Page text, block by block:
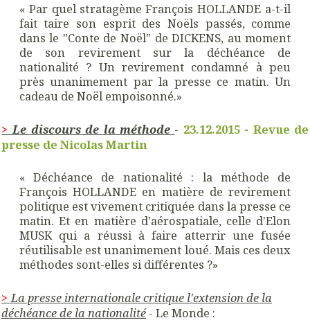
« Par quel stratagème François HOLLANDE a-t-il
fait taire son esprit des Noëls passés, comme
dans le "Conte de Noël" de DICKENS, au moment
de son revirement sur la déchéance de
nationalité ? Un revirement condamné à peu
près unanimement par la presse ce matin. Un
cadeau de Noël empoisonné.»
> Le discours de la méthode - 23.12.2015 - Revue de
presse de Nicolas Martin
« Déchéance de nationalité : la méthode de
François HOLLANDE en matière de revirement
politique est vivement critiquée dans la presse ce
matin. Et en matière d'aérospatiale, celle d'Elon
MUSK qui a réussi à faire atterrir une fusée
réutilisable est unanimement loué. Mais ces deux
méthodes sont-elles si différentes ?»
> La presse internationale critique l'extension de la
déchéance de la nationalité- Le Monde :